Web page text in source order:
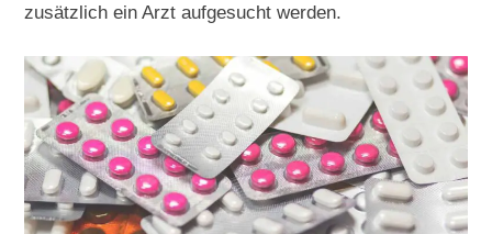
zusätzlich ein Arzt aufgesucht werden.